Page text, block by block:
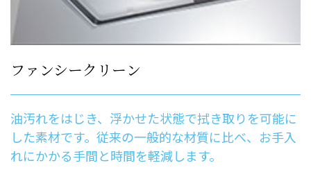
ファンシークリーン
油汚れをはじき、浮かせた状態で拭き取りを可能に
した素材です。従来の一般的な材質に比べ、お手入
れにかかる手間と時間を軽減します。